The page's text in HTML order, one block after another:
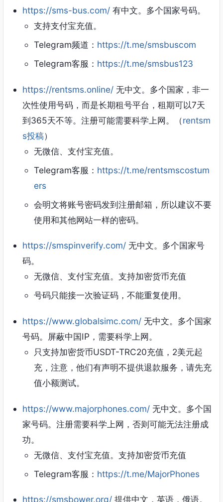
https://sms-bus.com/ 有中文。多个国家号码。
支持支付宝充值。
Telegram频道： https://t.me/smsbuscom
Telegram客服： https://t.me/smsbus123
https://rentsms.online/ 无中文。多个国家，非一
次性使用号码，而是长期租号平台，租期可以7天
到365天不等。注册可能需要科学上网。（rentsm
s投稿）
无微信、支付宝充值。
Telegram客服： https://t.me/rentsmscostum
ers
会明文将账号密码发到注册邮箱，所以建议不要
使用和其他网站一样的密码。
https://smspinverify.com/ 无中文。多个国家号
码。
无微信、支付宝充值。支持加密货币充值
号码只能接一次验证码，不能重复使用。
https://www.globalsimc.com/ 无中文。多个国家
号码。屏蔽中国IP，需要科学上网。
只支持加密货币USDT-TRC20充值，2美元起
充，注意，他们有声明不提供退款服务，请先充
值小额测试。
https://www.majorphones.com/ 无中文。多个国
家号码。注册需要科学上网，否则可能无法注册成
功。
无微信、支付宝充值。支持加密货币充值
Telegram客服： https://t.me/MajorPhones
https://smsbower.org/ 提供中文，英语，俄语。